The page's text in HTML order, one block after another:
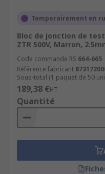
Temporairement en
Bloc de jonction de
ZTR 500V, Marron,
Code commande RS 664-665
Référence fabricant
Sous-total (1 paquet de 50
189,38 €HT
Quantité